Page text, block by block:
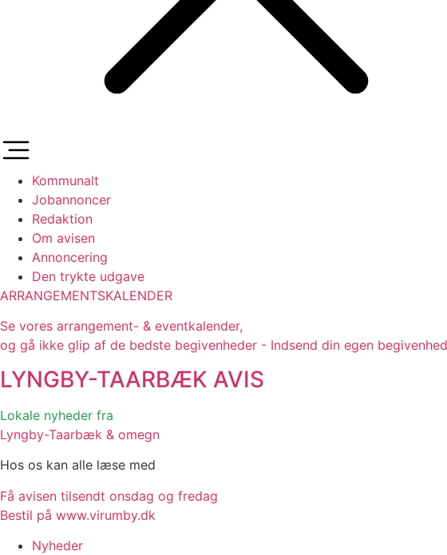
Kommunalt
Jobannoncer
Redaktion
Om avisen
Annoncering
Den trykte udgave
ARRANGEMENTSKALENDER
Se vores arrangement- & eventkalender,
og gå ikke glip af de bedste begivenheder - Indsend din egen
LYNGBY-TAARBÆK AVIS
Lokale nyheder fra
Lyngby-Taarbæk & omegn
Hos os kan alle læse med
Få avisen tilsendt onsdag og fredag
Bestil på www.virumby.dk
Nyheder